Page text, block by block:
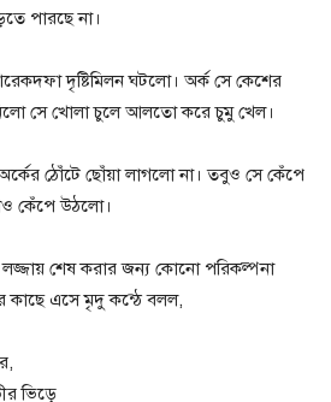
পারছে না।
দৃষ্টিমিলন ঘটলো। অর্ক সে কেশের
সে খোলা চুলে আলতো করে চুমু খেল।
ঠোঁটে ছোঁয়া লাগলো না। তবুও সে কেঁপে
কেঁপে উঠলো।
শেষ করার জন্য কোনো পরিকল্পনা
কাছে এসে মৃদু কন্ঠে বলল,
ভিড়ে